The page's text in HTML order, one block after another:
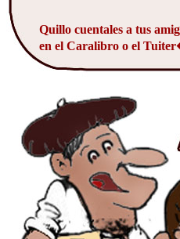
Quillo cuentales a tus
en el Caralibro o el